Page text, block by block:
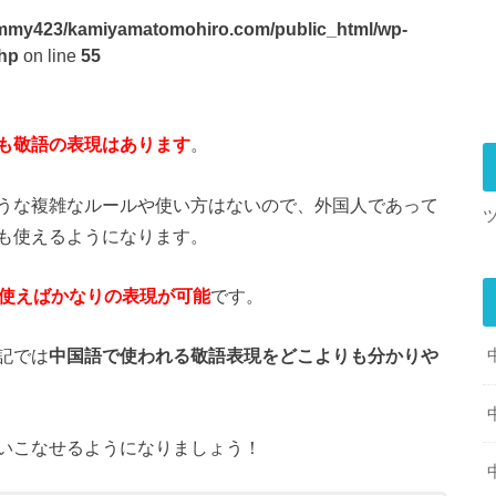
kamiyamatomohiro.com/public_html/wp-
on line 55
敬語の表現はあります。
な複雑なルールや使い方はないので、外国人であって
えるようになります。
えばかなりの表現が可能です。
では中国語で使われる敬語表現をどこよりも分かりや
なせるようになりましょう！